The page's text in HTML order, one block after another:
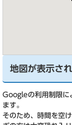
地図が表示さ
Googleの利用制限に
ます。
そのため、時間を空